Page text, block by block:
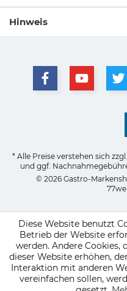
Hinweis
* Alle Preise verstehen sich
und ggf.
© 2026 Gastro-
Diese Website benutzt
Betrieb der Website
werden. Andere
dieser Website erhöhen,
Interaktion mit anderen
vereinfachen sollen,